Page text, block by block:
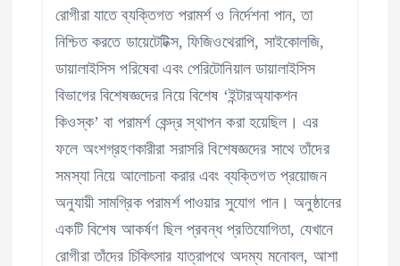
রোগীরা যাতে ব্যক্তিগত পরামর্শ ও নির্দেশনা পান, তা
নিশ্চিত করতে ডায়েটেটিক্স, ফিজিওথেরাপি, সাইকোলজি,
ডায়ালাইসিস পরিষেবা এবং পেরিটোনিয়াল ডায়ালাইসিস
বিভাগের বিশেষজ্ঞদের নিয়ে বিশেষ ‘ইন্টারঅ্যাকশন
কিওস্ক’ বা পরামর্শ কেন্দ্র স্থাপন করা হয়েছিল। এর
ফলে অংশগ্রহণকারীরা সরাসরি বিশেষজ্ঞদের সাথে তাঁদের
সমস্যা নিয়ে আলোচনা করার এবং ব্যক্তিগত প্রয়োজন
অনুযায়ী সামগ্রিক পরামর্শ পাওয়ার সুযোগ পান। অনুষ্ঠানের
একটি বিশেষ আকর্ষণ ছিল প্রবন্ধ প্রতিযোগিতা, যেখানে
রোগীরা তাঁদের চিকিৎসার যাত্রাপথে অদম্য মনোবল, আশা